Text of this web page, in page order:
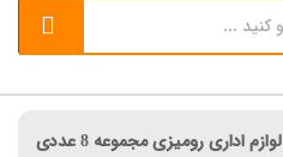
اداری رومیزی مجموعه 8 عددی